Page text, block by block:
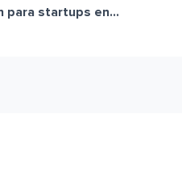
para startups en...